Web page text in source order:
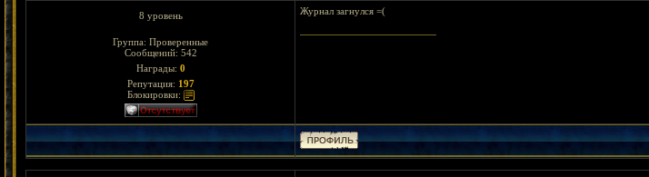
8 уровень
Группа: Проверенные
Сообщений: 542
Награды: 0
Репутация: 197
Блокировки:
Журнал загнулся =(